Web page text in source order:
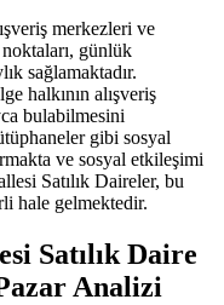
merkezleri ve
günlük
sağlamaktadır.
halkının alışveriş
bulabilmesini
gibi sosyal
ve sosyal etkileşimi
Satılık Daireler, bu
hale gelmektedir.
Satılık Daire
Analizi